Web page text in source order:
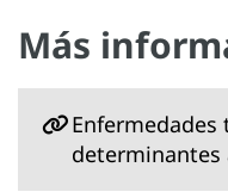
Más
determinantes